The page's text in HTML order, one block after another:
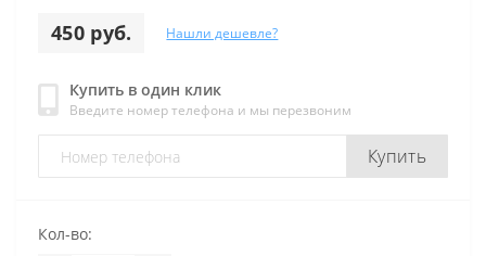
450 руб. Нашли дешевле?
Купить в один клик
Введите номер телефона и мы перезвоним
Купить
Кол-во: